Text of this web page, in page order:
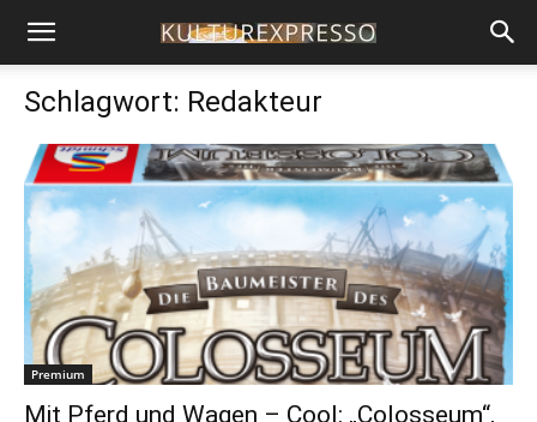
Schlagwort: Redakteur
Premium
Mit Pferd und Wagen – Cool: „Colosseum“,